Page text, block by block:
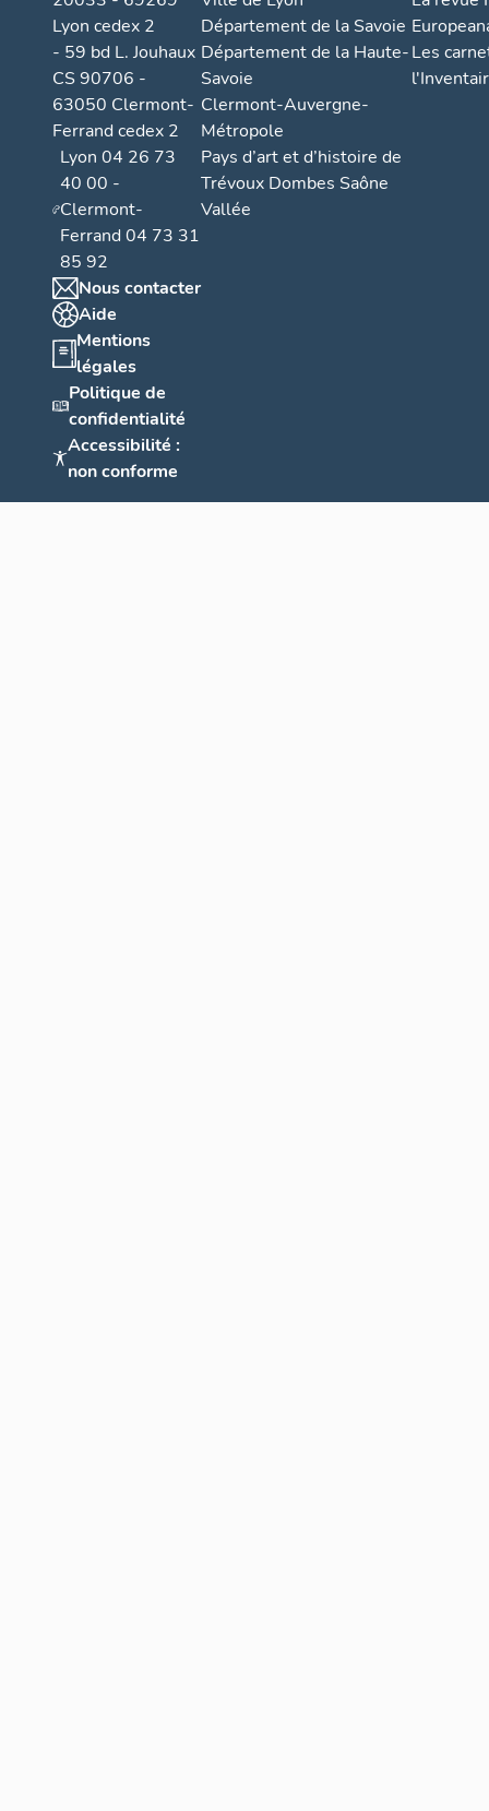
Lyon cedex 2
- 59 bd L. Jouhaux
CS 90706 -
63050 Clermont-
Ferrand cedex 2
Lyon 04 26 73
40 00 -
Clermont-
Ferrand 04 73 31
85 92
Nous contacter
Aide
Mentions
légales
Politique de
confidentialité
Accessibilité :
non conforme
Département de la Savoie
Département de la Haute-
Savoie
Clermont-Auvergne-
Métropole
Pays d’art et d’histoire de
Trévoux Dombes Saône
Vallée
Les